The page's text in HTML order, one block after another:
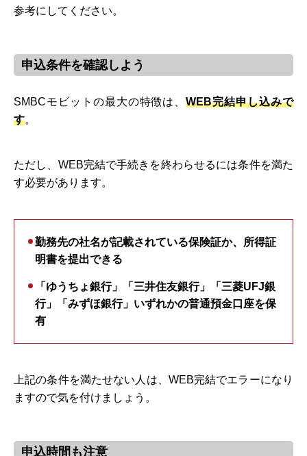
参考にしてください。
申込条件を確認しよう
SMBCモビットの最大の特徴は、WEB完結申し込みで
す。
ただし、WEB完結で手続きを終わらせるには条件を満た
す必要があります。
勤務先の社名が記載されている保険証か、所得証
明書を提出できる
「ゆうちょ銀行」「三井住友銀行」「三菱UFJ銀
行」「みずほ銀行」いずれかの普通預金口座を保
有
上記の条件を満たせない人は、WEB完結でエラーになり
ますので気を付けましょう。
申込時間も注意